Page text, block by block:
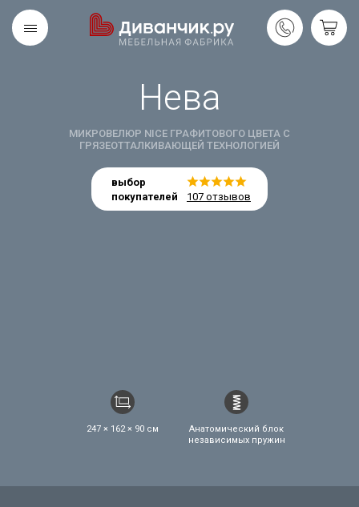
Нева
МИКРОВЕЛЮР NICE ГРАФИТОВОГО ЦВЕТА С
ГРЯЗЕОТТАЛКИВАЮЩЕЙ ТЕХНОЛОГИЕЙ
выбор
покупателей
107 отзывов
247 × 162 × 90 см
Анатомический блок
независимых пружин
Скандинавская